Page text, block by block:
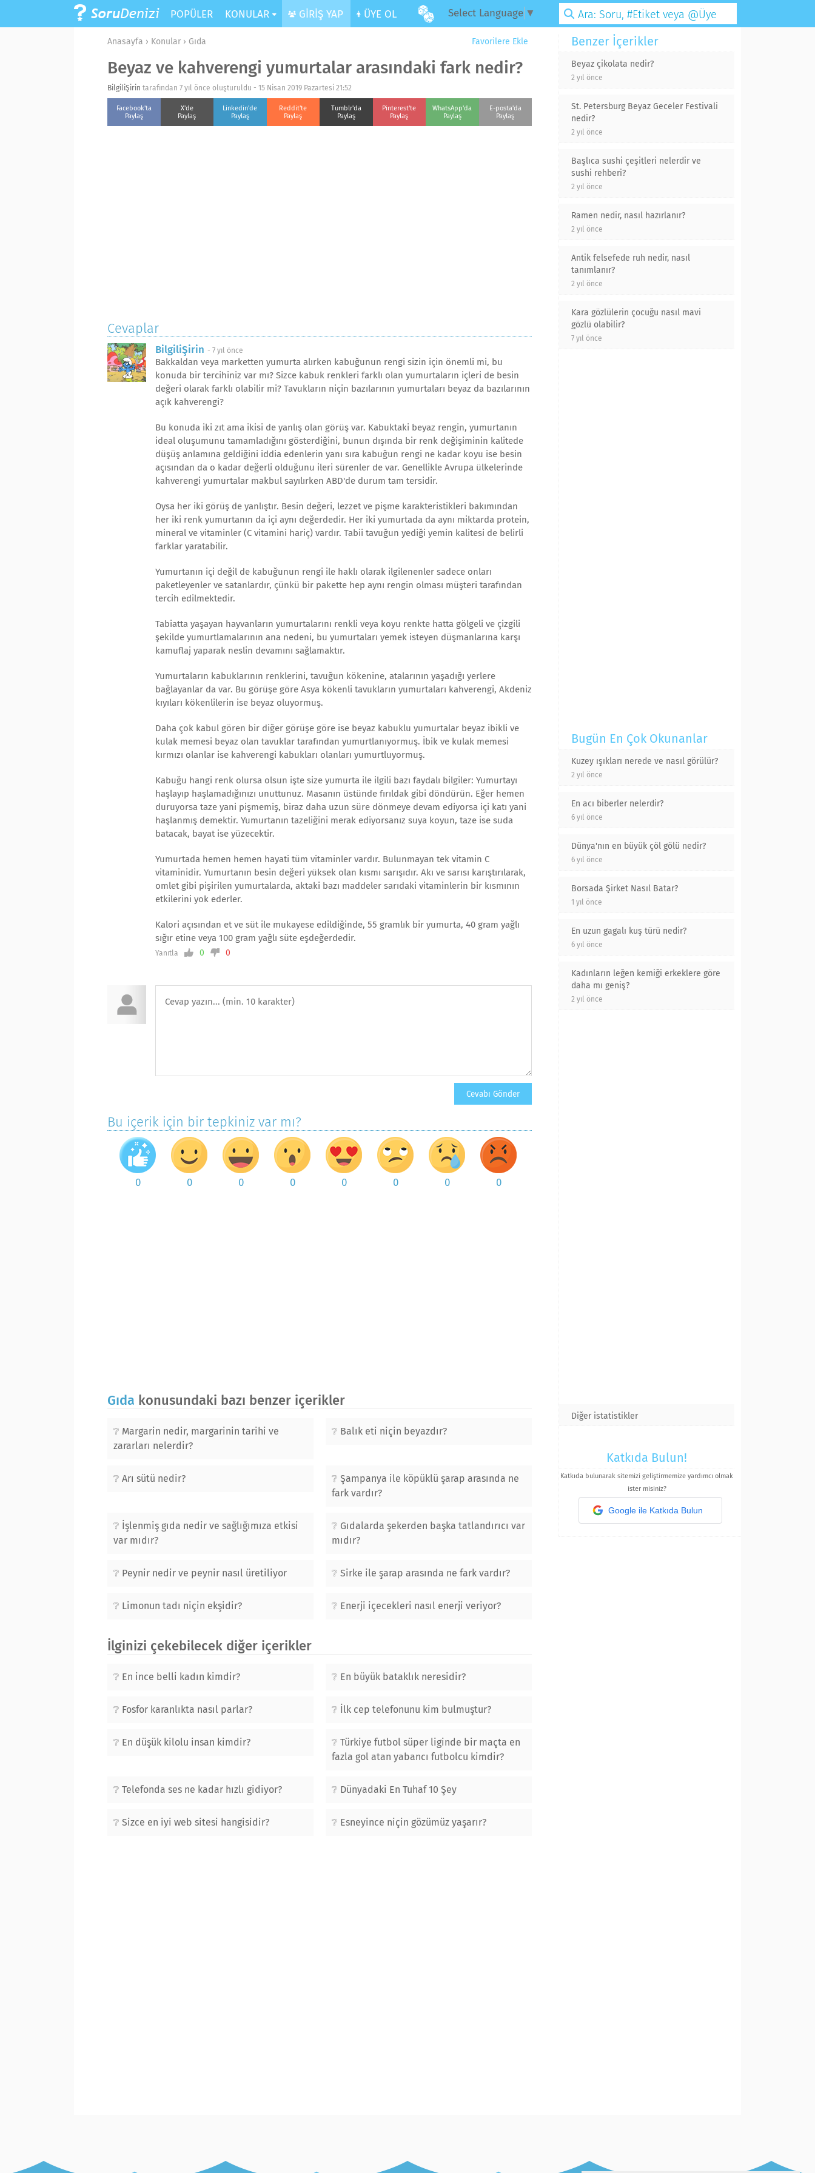
POPÜLER KONULAR GİRİŞ YAP ÜYE OL Select Language ▼
Favorilere Ekle
Anasayfa › Konular › Gıda
Beyaz ve kahverengi yumurtalar arasındaki fark nedir?
BilgiliŞirin tarafından 7 yıl önce oluşturuldu - 15 Nisan 2019 Pazartesi 21:52
Facebook'ta
Paylaş
X'de
Paylaş
Linkedin'de
Paylaş
Reddit'te
Paylaş
Tumblr'da
Paylaş
Pinterest'te
Paylaş
WhatsApp'da
Paylaş
E-posta'da
Paylaş
Cevaplar
BilgiliŞirin - 7 yıl önce
Bakkaldan veya marketten yumurta alırken kabuğunun rengi sizin için önemli mi, bu
konuda bir tercihiniz var mı? Sizce kabuk renkleri farklı olan yumurtaların içleri de besin
değeri olarak farklı olabilir mi? Tavukların niçin bazılarının yumurtaları beyaz da bazılarının
açık kahverengi?
Bu konuda iki zıt ama ikisi de yanlış olan görüş var. Kabuktaki beyaz rengin, yumurtanın
ideal oluşumunu tamamladığını gösterdiğini, bunun dışında bir renk değişiminin kalitede
düşüş anlamına geldiğini iddia edenlerin yanı sıra kabuğun rengi ne kadar koyu ise besin
açısından da o kadar değerli olduğunu ileri sürenler de var. Genellikle Avrupa ülkelerinde
kahverengi yumurtalar makbul sayılırken ABD'de durum tam tersidir.
Oysa her iki görüş de yanlıştır. Besin değeri, lezzet ve pişme karakteristikleri bakımından
her iki renk yumurtanın da içi aynı değerdedir. Her iki yumurtada da aynı miktarda protein,
mineral ve vitaminler (C vitamini hariç) vardır. Tabii tavuğun yediği yemin kalitesi de belirli
farklar yaratabilir.
Yumurtanın içi değil de kabuğunun rengi ile haklı olarak ilgilenenler sadece onları
paketleyenler ve satanlardır, çünkü bir pakette hep aynı rengin olması müşteri tarafından
tercih edilmektedir.
Tabiatta yaşayan hayvanların yumurtalarını renkli veya koyu renkte hatta gölgeli ve çizgili
şekilde yumurtlamalarının ana nedeni, bu yumurtaları yemek isteyen düşmanlarına karşı
kamuflaj yaparak neslin devamını sağlamaktır.
Yumurtaların kabuklarının renklerini, tavuğun kökenine, atalarının yaşadığı yerlere
bağlayanlar da var. Bu görüşe göre Asya kökenli tavukların yumurtaları kahverengi, Akdeniz
kıyıları kökenlilerin ise beyaz oluyormuş.
Daha çok kabul gören bir diğer görüşe göre ise beyaz kabuklu yumurtalar beyaz ibikli ve
kulak memesi beyaz olan tavuklar tarafından yumurtlanıyormuş. İbik ve kulak memesi
kırmızı olanlar ise kahverengi kabukları olanları yumurtluyormuş.
Kabuğu hangi renk olursa olsun işte size yumurta ile ilgili bazı faydalı bilgiler: Yumurtayı
haşlayıp haşlamadığınızı unuttunuz. Masanın üstünde fırıldak gibi döndürün. Eğer hemen
duruyorsa taze yani pişmemiş, biraz daha uzun süre dönmeye devam ediyorsa içi katı yani
haşlanmış demektir. Yumurtanın tazeliğini merak ediyorsanız suya koyun, taze ise suda
batacak, bayat ise yüzecektir.
Yumurtada hemen hemen hayati tüm vitaminler vardır. Bulunmayan tek vitamin C
vitaminidir. Yumurtanın besin değeri yüksek olan kısmı sarışıdır. Akı ve sarısı karıştırılarak,
omlet gibi pişirilen yumurtalarda, aktaki bazı maddeler sarıdaki vitaminlerin bir kısmının
etkilerini yok ederler.
Kalori açısından et ve süt ile mukayese edildiğinde, 55 gramlık bir yumurta, 40 gram yağlı
sığır etine veya 100 gram yağlı süte eşdeğerdedir.
Yanıtla 0 0
Bu içerik için bir tepkiniz var mı?
0 0 0 0 0 0 0 0
Gıda konusundaki bazı benzer içerikler
Margarin nedir, margarinin tarihi ve
zararları nelerdir?
Balık eti niçin beyazdır?
Arı sütü nedir?
Şampanya ile köpüklü şarap arasında ne
fark vardır?
İşlenmiş gıda nedir ve sağlığımıza etkisi
var mıdır?
Gıdalarda şekerden başka tatlandırıcı var
mıdır?
Peynir nedir ve peynir nasıl üretiliyor Sirke ile şarap arasında ne fark vardır?
Limonun tadı niçin ekşidir? Enerji içecekleri nasıl enerji veriyor?
İlginizi çekebilecek diğer içerikler
En ince belli kadın kimdir? En büyük bataklık neresidir?
Fosfor karanlıkta nasıl parlar? İlk cep telefonunu kim bulmuştur?
En düşük kilolu insan kimdir?
Türkiye futbol süper liginde bir maçta en
fazla gol atan yabancı futbolcu kimdir?
Telefonda ses ne kadar hızlı gidiyor? Dünyadaki En Tuhaf 10 Şey
Sizce en iyi web sitesi hangisidir? Esneyince niçin gözümüz yaşarır?
Benzer İçerikler
Beyaz çikolata nedir?
2 yıl önce
St. Petersburg Beyaz Geceler Festivali
nedir?
2 yıl önce
Başlıca sushi çeşitleri nelerdir ve
sushi rehberi?
2 yıl önce
Ramen nedir, nasıl hazırlanır?
2 yıl önce
Antik felsefede ruh nedir, nasıl
tanımlanır?
2 yıl önce
Kara gözlülerin çocuğu nasıl mavi
gözlü olabilir?
7 yıl önce
Bugün En Çok Okunanlar
Kuzey ışıkları nerede ve nasıl görülür?
2 yıl önce
En acı biberler nelerdir?
6 yıl önce
Dünya'nın en büyük çöl gölü nedir?
6 yıl önce
Borsada Şirket Nasıl Batar?
1 yıl önce
En uzun gagalı kuş türü nedir?
6 yıl önce
Kadınların leğen kemiği erkeklere göre
daha mı geniş?
2 yıl önce
Diğer istatistikler
Katkıda Bulun!
Katkıda bulunarak sitemizi geliştirmemize yardımcı olmak
ister misiniz?
Google ile Katkıda Bulun